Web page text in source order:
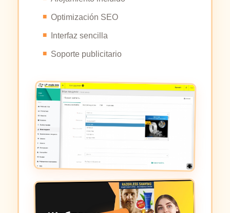
Optimización SEO
Interfaz sencilla
Soporte publicitario